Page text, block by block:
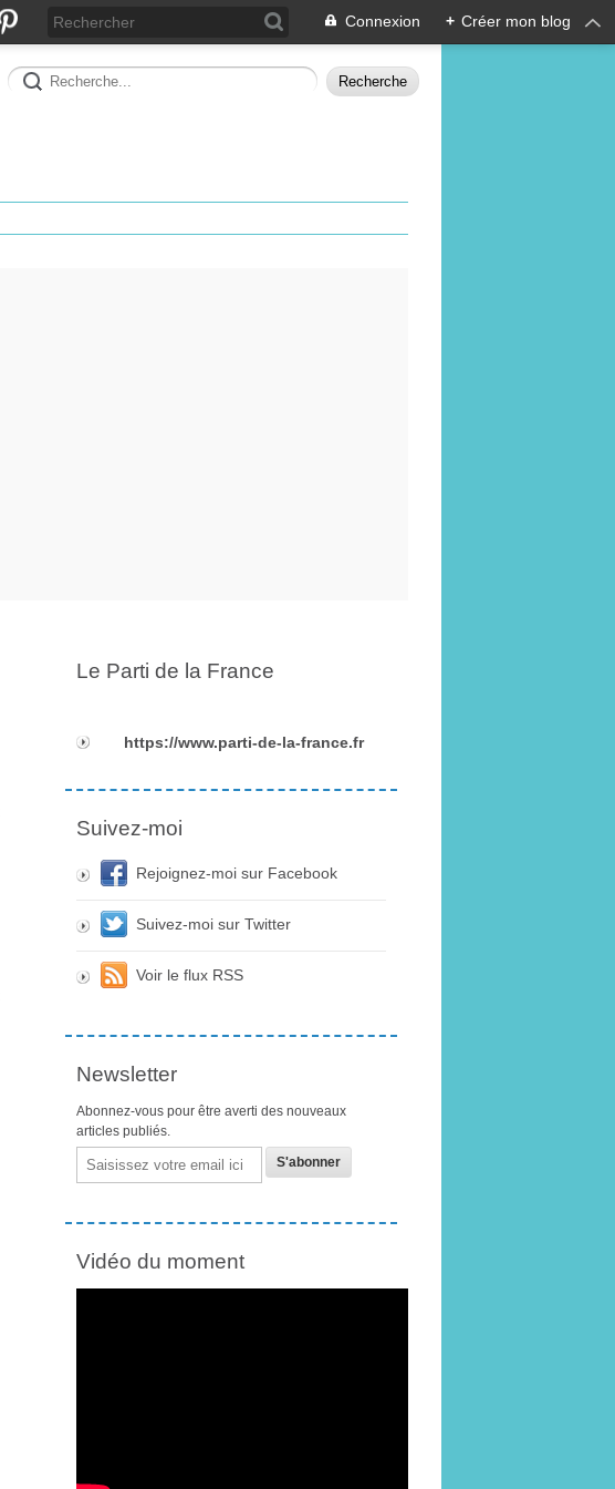
Connexion + Créer mon blog
Le Parti de la France
https://www.parti-de-la-france.fr
Suivez-moi
Rejoignez-moi sur Facebook
Suivez-moi sur Twitter
Voir le flux RSS
Newsletter
Abonnez-vous pour être averti des nouveaux
articles publiés.
Email
Vidéo du moment